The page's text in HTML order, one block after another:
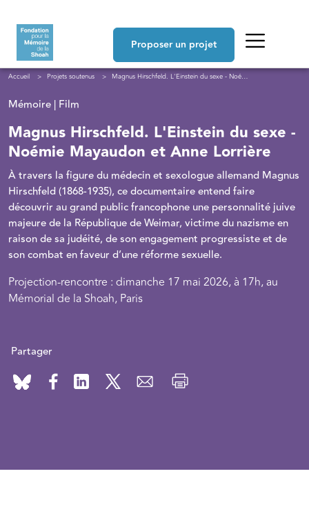
Proposer un projet
Fil d'Ariane
Accueil Projets soutenus Magnus Hirschfeld. L'Einstein du sexe - Noémie Mayaudon et Anne Lorrière
Mémoire | Film
Magnus Hirschfeld. L'Einstein du sexe -
Noémie Mayaudon et Anne Lorrière
À travers la figure du médecin et sexologue allemand Magnus
Hirschfeld (1868-1935), ce documentaire entend faire
découvrir au grand public francophone une personnalité juive
majeure de la République de Weimar, victime du nazisme en
raison de sa judéité, de son engagement progressiste et de
son combat en faveur d’une réforme sexuelle.
Projection-rencontre : dimanche 17 mai 2026, à 17h, au
Mémorial de la Shoah, Paris
Partager